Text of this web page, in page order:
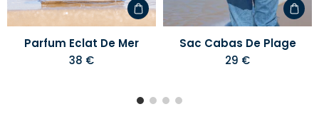
Parfum Eclat De Mer
38 €
Sac Cabas De Plage
29 €